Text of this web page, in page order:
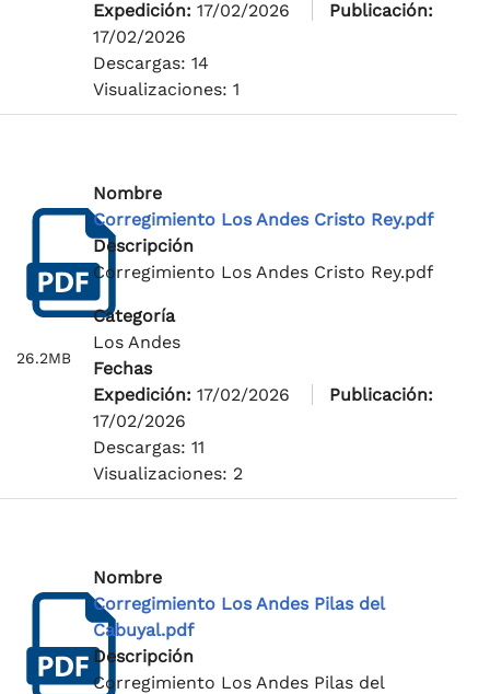
Expedición: 17/02/2026
Publicación:
17/02/2026
Descargas: 14
Visualizaciones: 1
26.2MB
Nombre
Corregimiento Los Andes Cristo Rey.pdf
Descripción
Corregimiento Los Andes Cristo Rey.pdf
Categoría
Los Andes
Fechas
Expedición: 17/02/2026
Publicación:
17/02/2026
Descargas: 11
Visualizaciones: 2
Nombre
Corregimiento Los Andes Pilas del
Cabuyal.pdf
Descripción
Corregimiento Los Andes Pilas del